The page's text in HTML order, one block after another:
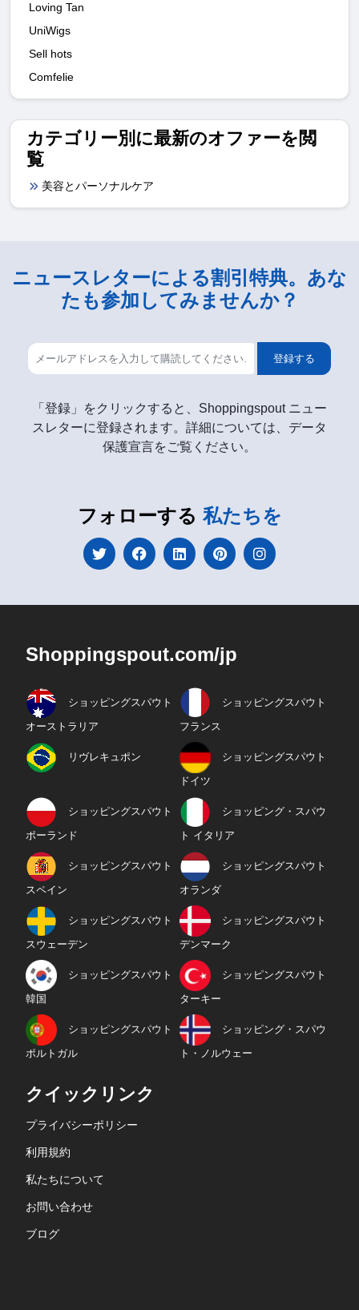
Loving Tan
UniWigs
Sell hots
Comfelie
カテゴリー別に最新のオファーを閲
覧
美容とパーソナルケア
ニュースレターによる割引特典。あな
たも参加してみませんか？
登録する
「登録」をクリックすると、Shoppingspout ニュー
スレターに登録されます。詳細については、データ
保護宣言をご覧ください。
フォローする 私たちを
Shoppingspout.com/jp
ショッピングスパウト
オーストラリア
ショッピングスパウト
フランス
リヴレキュポン ショッピングスパウト
ドイツ
ショッピングスパウト
ポーランド
ショッピング・スパウ
ト イタリア
ショッピングスパウト
スペイン
ショッピングスパウト
オランダ
ショッピングスパウト
スウェーデン
ショッピングスパウト
デンマーク
ショッピングスパウト
韓国
ショッピングスパウト
ターキー
ショッピングスパウト
ポルトガル
ショッピング・スパウ
ト・ノルウェー
クイックリンク
プライバシーポリシー
利用規約
私たちについて
お問い合わせ
ブログ